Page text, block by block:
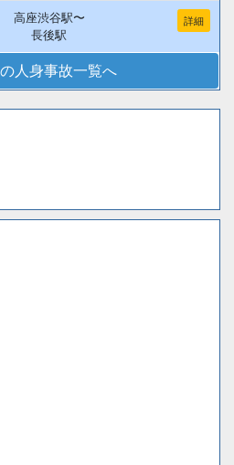
高座渋谷駅〜
長後駅
詳細
人身事故一覧へ